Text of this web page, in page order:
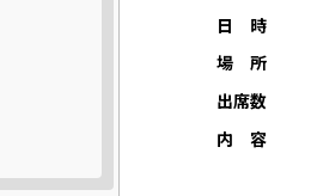
日 時
場 所
出席数
内 容